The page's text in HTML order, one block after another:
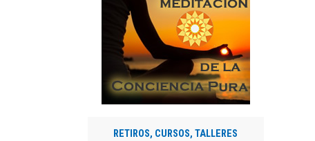
RETIROS, CURSOS, TALLERES